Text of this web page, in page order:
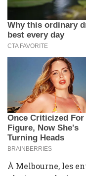
À Melbourne, les